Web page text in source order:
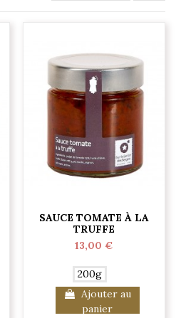
SAUCE TOMATE À LA
TRUFFE
13,00 €
200g
Ajouter au
panier